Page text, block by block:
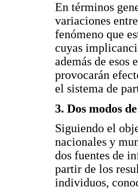
En términos
variaciones
fenómeno que
cuyas
además de esos
provocarán
el sistema de
3. Dos modos
Siguiendo el
nacionales y
dos fuentes de
partir de los
individuos,